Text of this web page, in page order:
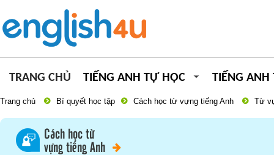
TRANG CHỦ TIẾNG ANH TỰ HỌC TIẾNG ANH
Trang chủ Bí quyết học tập Cách học từ vựng tiếng Anh Từ
Cách học từ
vựng tiếng Anh